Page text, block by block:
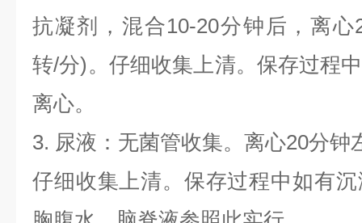
抗凝剂，混合10-20分钟后，离心
转/分)。仔细收集上清。保存过程
离心。
3. 尿液：无菌管收集。离心20分钟
仔细收集上清。保存过程中如有